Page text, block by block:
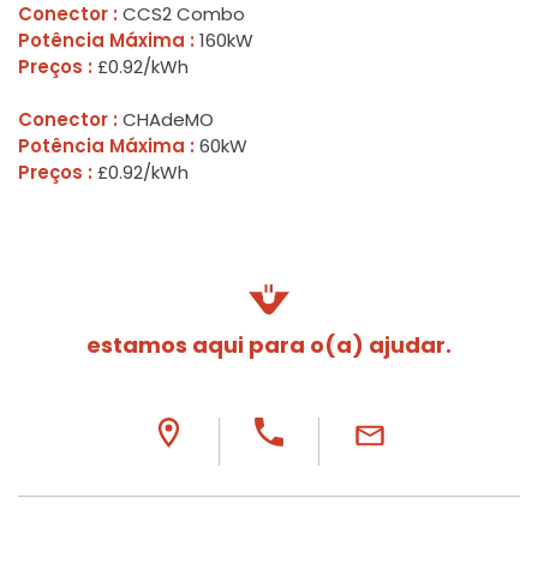
Conector : CCS2 Combo
Potência Máxima : 160kW
Preços : £0.92/kWh
Conector : CHAdeMO
Potência Máxima : 60kW
Preços : £0.92/kWh
estamos aqui para o(a) ajudar.